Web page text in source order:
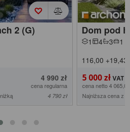
2 (G)
4 990 zł
cena regularna
4 790 zł
Dom pod
1 4 3
1
116,00 +19,43
5 000 zł
cena netto 4
Najniższa cena z